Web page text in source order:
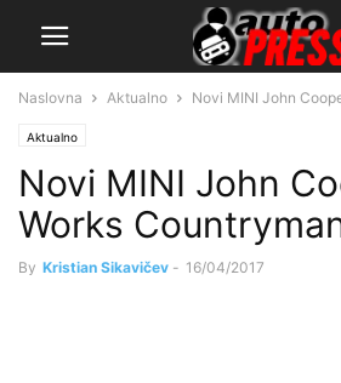
Naslovna Aktualno Novi MINI John
Aktualno
Novi MINI John
Works
By Kristian Sikavičev - 16/04/2017